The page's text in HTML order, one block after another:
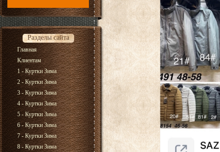
Разделы сайта
Главная
Клиентам
1 - Куртки Зима
2 - Куртки Зима
3 - Куртки Зима
4 - Куртки Зима
5 - Куртки Зима
6 - Куртки Зима
7 - Куртки Зима
8 - Куртки Зима